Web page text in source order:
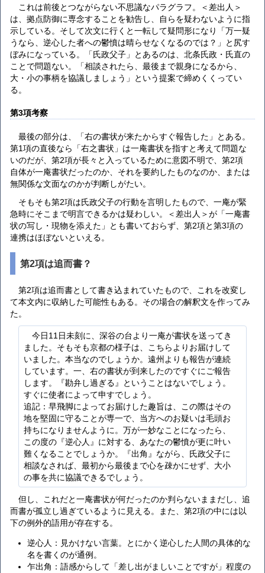
これは前後とつながらない不思議なパラグラフ。＜差出人＞
は、拠点防御に専念することを勧告し、自らを疑わないように指
示している。そして次文に行くと一転して疑問形になり「万一疑
うなら、逆心した者への鬱憤は晴らせなくなるのでは？」と尻す
ぼみになっている。「氏政父子」とあるのは、北条氏政・氏直の
ことで問題ない。「相談されたら、最後まで親身になるから、
大・小の事柄を協議しましょう」という提案で締めくくってい
る。
第3項考察
最後の部分は、「右の書状が来たからすぐ報告した」とある。
第1項の直後なら「右之書状」は一庵書状を指すと考えて問題な
いのだが、第2項が長々と入っているために意図不明で、第2項
自体が一庵書状だったのか、それを要約したものなのか、または
無関係な文面なのかが判断しがたい。
そもそも第2項は氏政父子の行動を言明したもので、一庵が緊
急時にそこまで明言できるかは疑わしい。＜差出人＞が「一庵書
状の写し・現物を添えた」とも書いておらず、第2項と第3項の
連携はほぼないといえる。
第2項は追而書？
第2項は追而書として書き込まれていたもので、これを改変し
て本文内に収納した可能性もある。その場合の解釈文を作ってみ
た。
今日11日未刻に、深谷の台より一庵が書状を送ってき
ました。そもそも京都の様子は、こちらよりお届けして
いました。本当なのでしょうか。遠州よりも報告が連続
しています。一、右の書状が到来したのですぐにご報告
します。『勘弁し過ぎる』ということはないでしょう。
すぐに使者によって申すでしょう。
追記：早飛脚によってお届けした趣旨は、この際はその
地を堅固に守ることが専一で、当方へのお疑いは毛頭お
持ちになりませんように。万が一妙なことになったら、
この度の『逆心人』に対する、あなたの鬱憤が更に叶い
難くなることでしょうか。『出角』ながら、氏政父子に
相談なされば、最初から最後まで心を疎かにせず、大小
の事を共に協議できるでしょう。
但し、これだと一庵書状が何だったのか判らないままだし、追
而書が孤立し過ぎているように見える。また、第2項の中には以
下の例外的語用が存在する。
逆心人：見かけない言葉。とにかく逆心した人間の具体的な
名を書くのが通例。
乍出角：語感からして「差し出がましいことですが」程度の